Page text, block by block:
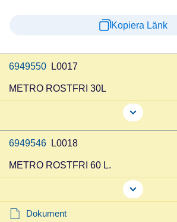
Kopiera Länk
6949550 L0017
METRO ROSTFRI 30L
6949546 L0018
METRO ROSTFRI 60 L.
Dokument